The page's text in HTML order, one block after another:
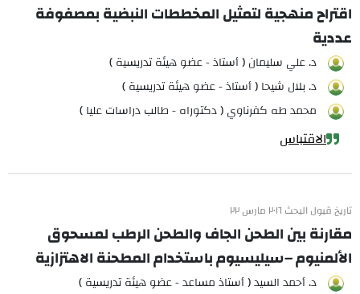
اقتراح منهجية لتمثيل المخططات النبضية بمصفوفة
عددية
د. علي سليمان ( أستاذ - عضو هيئة تدريسية )
د. بلال شيحا ( أستاذ - عضو هيئة تدريسية )
محمد طه كفرناوي ( دكتوراه - طالب دراسات عليا )
الاقتباس
تاريخ قبول البحث ٢٠١٦ مارس ٢٢
مقارنة بين الطحن الجاف والطحن الرطب لمسحوق
الألمنيوم –سيليسيوم باستخدام المطحنة الاهتزازية
د. أحمد السيد ( أستاذ مساعد - عضو هيئة تدريسية )